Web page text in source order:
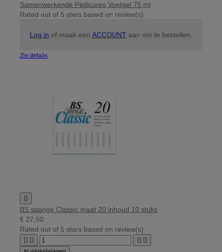
Samenwerkende Pedicures Voetgel 75 ml
Rated out of 5 stars based on review(s)
Log in of maak een ACCOUNT aan om te bestellen.
Zie details

BS spange Classic maat 20 inhoud 10 stuks
€ 27,50
Rated out of 5 stars based on review(s)
   